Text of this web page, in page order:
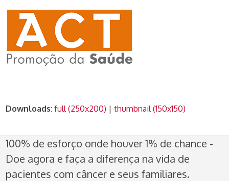
Downloads:full (250x200) |thumbnail (150x150)
100% de esforço onde houver 1% de chance -
Doe agora e faça a diferença na vida de
pacientes com câncer e seus familiares.